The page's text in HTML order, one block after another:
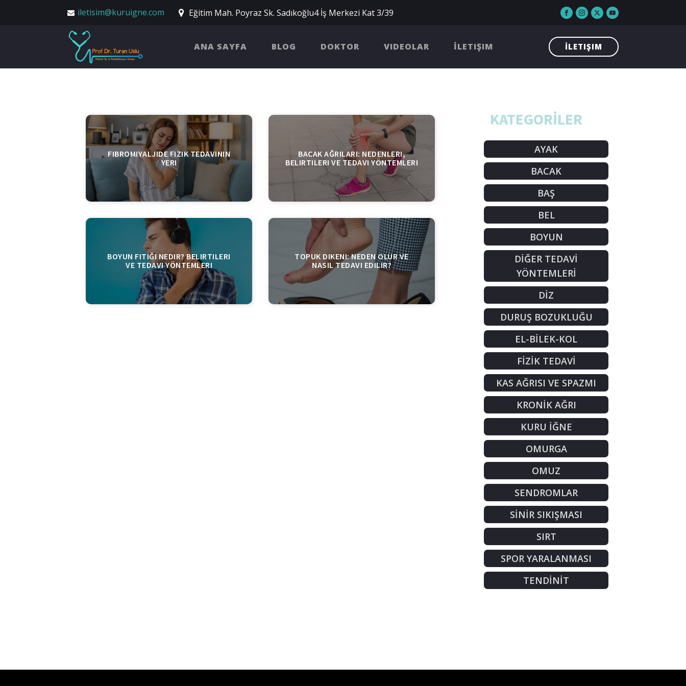
iletisim@kuruigne.com Eğitim Mah. Poyraz Sk. Sadıkoğlu4 İş Merkezi Kat 3/39
ANA SAYFA BLOG DOKTOR VIDEOLAR İLETIŞIM İLETIŞIM
FIBROMIYALJIDE FIZIK TEDAVININ
YERI
BACAK AĞRILARI: NEDENLERI,
BELIRTILERI VE TEDAVI YÖNTEMLERI
BOYUN FITIĞI NEDIR? BELIRTILERI
VE TEDAVI YÖNTEMLERI
TOPUK DIKENI: NEDEN OLUR VE
NASIL TEDAVI EDILIR?
KATEGORİLER
AYAK
BACAK
BAŞ
BEL
BOYUN
DİĞER TEDAVİ
YÖNTEMLERİ
DİZ
DURUŞ BOZUKLUĞU
EL-BİLEK-KOL
FİZİK TEDAVİ
KAS AĞRISI VE SPAZMI
KRONİK AĞRI
KURU İĞNE
OMURGA
OMUZ
SENDROMLAR
SİNİR SIKIŞMASI
SIRT
SPOR YARALANMASI
TENDİNİT